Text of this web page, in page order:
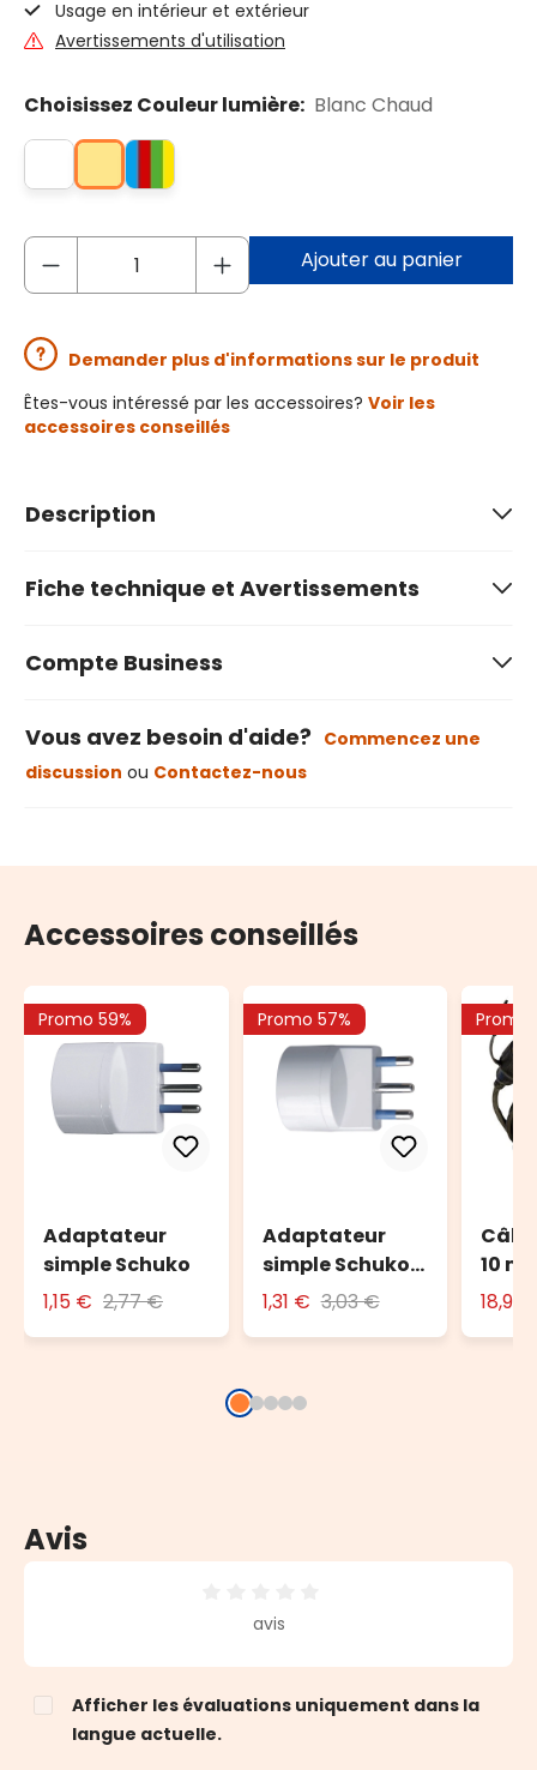
Usage en intérieur et extérieur
Avertissements d'utilisation
Choisissez Couleur lumière: Blanc Chaud
Ajouter au panier
Demander plus d'informations sur le produit
Êtes-vous intéressé par les accessoires? Voir les
accessoires conseillés
Description
Fiche technique et Avertissements
Compte Business
Vous avez besoin d'aide? Commencez une
discussion ou Contactez-nous
Accessoires conseillés
Promo 59%
Adaptateur
simple Schuko
1,15 € 2,77 €
Promo 57%
Adaptateur
simple Schuko
avec fiche 16A
1,31 € 3,03 €
Promo
10 m
Avis
Note moyenne de 0 sur 5 étoiles
avis
Afficher les évaluations uniquement dans la
langue actuelle.